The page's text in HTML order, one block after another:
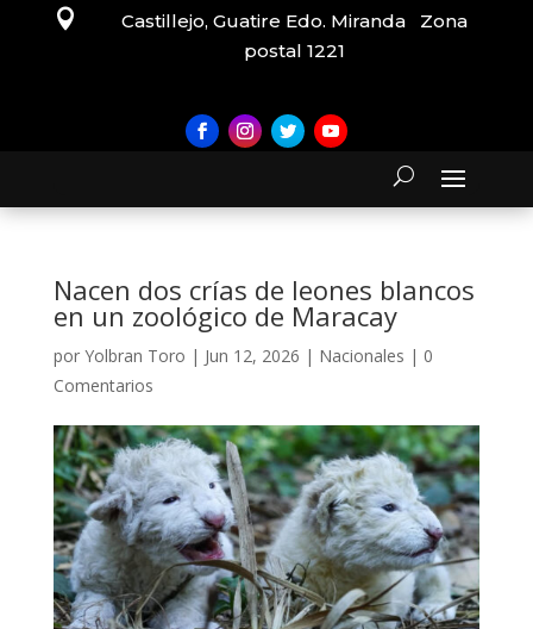

Castillejo, Guatire Edo. Miranda Zona
postal 1221
Nacen dos crías de leones blancos
en un zoológico de Maracay
por Yolbran Toro | Jun 12, 2026 | Nacionales | 0
Comentarios